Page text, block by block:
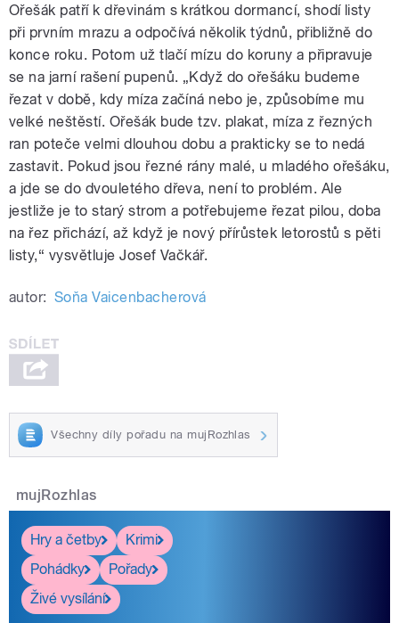
Ořešák patří k dřevinám s krátkou dormancí, shodí listy
při prvním mrazu a odpočívá několik týdnů, přibližně do
konce roku. Potom už tlačí mízu do koruny a připravuje
se na jarní rašení pupenů. „Když do ořešáku budeme
řezat v době, kdy míza začíná nebo je, způsobíme mu
velké neštěstí. Ořešák bude tzv. plakat, míza z řezných
ran poteče velmi dlouhou dobu a prakticky se to nedá
zastavit. Pokud jsou řezné rány malé, u mladého ořešáku,
a jde se do dvouletého dřeva, není to problém. Ale
jestliže je to starý strom a potřebujeme řezat pilou, doba
na řez přichází, až když je nový přírůstek letorostů s pěti
listy,“ vysvětluje Josef Vačkář.
autor: Soňa Vaicenbacherová
Všechny díly pořadu na mujRozhlas
mujRozhlas
Hry a četby
Krimi
Pohádky
Pořady
Živé vysílání